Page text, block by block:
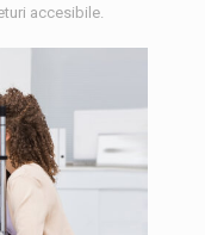
accesibile.